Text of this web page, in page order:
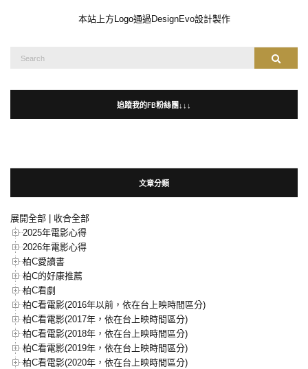
本站上方Logo通過 DesignEvo設計製作
Search
追蹤我的FB粉絲團↓↓↓
文章分類
展開全部
收合全部
2025年電影心得
2026年電影心得
柏C愛讀書
柏C的好康推薦
柏C看劇
柏C看電影(2016年以前，依在台上映時間區分)
柏C看電影(2017年，依在台上映時間區分)
柏C看電影(2018年，依在台上映時間區分)
柏C看電影(2019年，依在台上映時間區分)
柏C看電影(2020年，依在台上映時間區分)